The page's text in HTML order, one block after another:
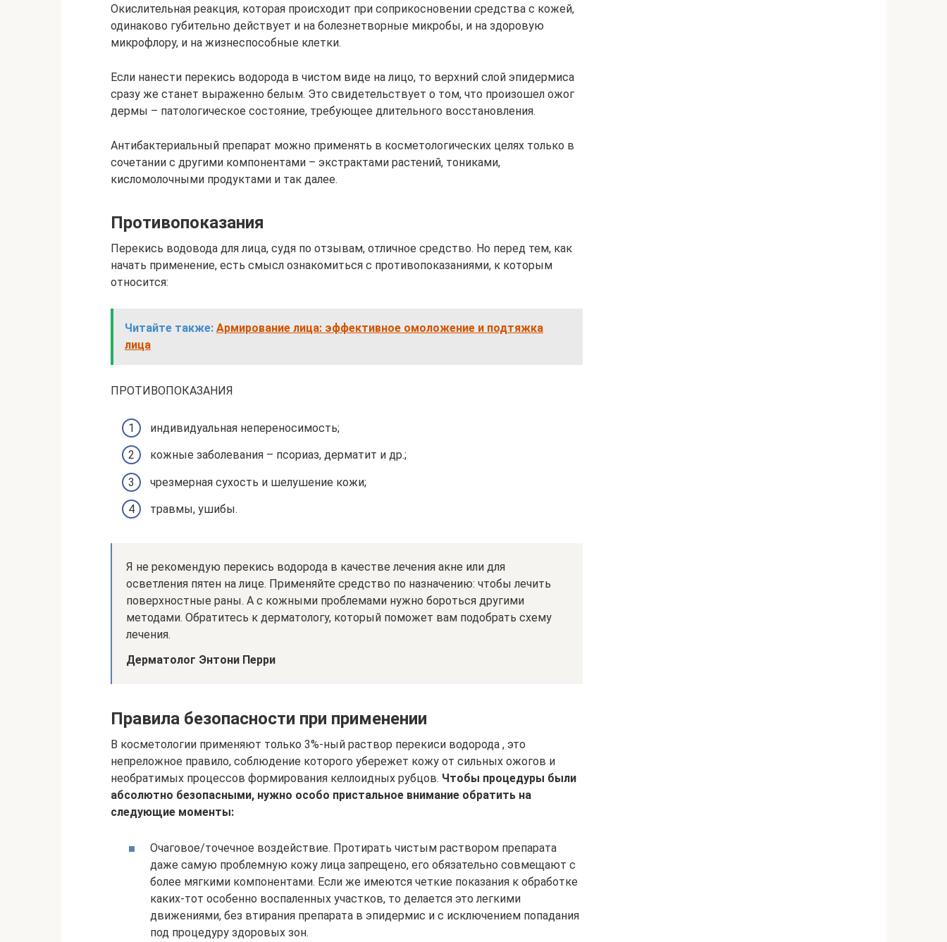
Окислительная реакция, которая происходит при соприкосновении средства с кожей,
одинаково губительно действует и на болезнетворные микробы, и на здоровую
микрофлору, и на жизнеспособные клетки.
Если нанести перекись водорода в чистом виде на лицо, то верхний слой эпидермиса
сразу же станет выраженно белым. Это свидетельствует о том, что произошел ожог
дермы – патологическое состояние, требующее длительного восстановления.
Антибактериальный препарат можно применять в косметологических целях только в
сочетании с другими компонентами – экстрактами растений, тониками,
кисломолочными продуктами и так далее.
Противопоказания
Перекись водовода для лица, судя по отзывам, отличное средство. Но перед тем, как
начать применение, есть смысл ознакомиться с противопоказаниями, к которым
относится:
Читайте также: Армирование лица: эффективное омоложение и подтяжка
лица
ПРОТИВОПОКАЗАНИЯ
индивидуальная непереносимость;
кожные заболевания – псориаз, дерматит и др.;
чрезмерная сухость и шелушение кожи;
травмы, ушибы.
Я не рекомендую перекись водорода в качестве лечения акне или для
осветления пятен на лице. Применяйте средство по назначению: чтобы лечить
поверхностные раны. А с кожными проблемами нужно бороться другими
методами. Обратитесь к дерматологу, который поможет вам подобрать схему
лечения.
Дерматолог Энтони Перри
Правила безопасности при применении
В косметологии применяют только 3%-ный раствор перекиси водорода , это
непреложное правило, соблюдение которого убережет кожу от сильных ожогов и
необратимых процессов формирования келлоидных рубцов. Чтобы процедуры были
абсолютно безопасными, нужно особо пристальное внимание обратить на
следующие моменты:
Очаговое/точечное воздействие. Протирать чистым раствором препарата
даже самую проблемную кожу лица запрещено, его обязательно совмещают с
более мягкими компонентами. Если же имеются четкие показания к обработке
каких-тот особенно воспаленных участков, то делается это легкими
движениями, без втирания препарата в эпидермис и с исключением попадания
под процедуру здоровых зон.